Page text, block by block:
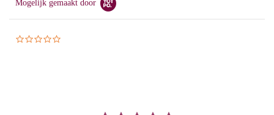
Mogelijk gemaakt door